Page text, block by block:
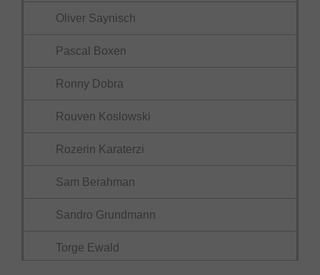
Oliver Saynisch
Pascal Boxen
Ronny Dobra
Rouven Koslowski
Rozerin Karaterzi
Sam Berahman
Sandro Grundmann
Torge Ewald